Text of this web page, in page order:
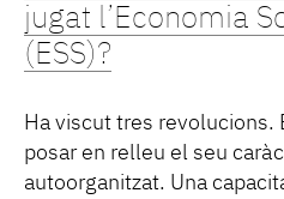
jugat l’Economia
(ESS)?
Ha viscut tres revolucions.
posar en relleu el seu
autoorganitzat. Una